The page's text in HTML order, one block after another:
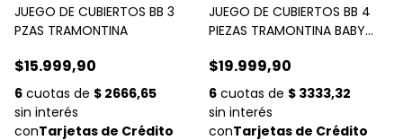
JUEGO DE CUBIERTOS BB 3
PZAS TRAMONTINA
$15.999,90
JUEGO DE CUBIERTOS BB 4
PIEZAS TRAMONTINA BABY
$19.999,90